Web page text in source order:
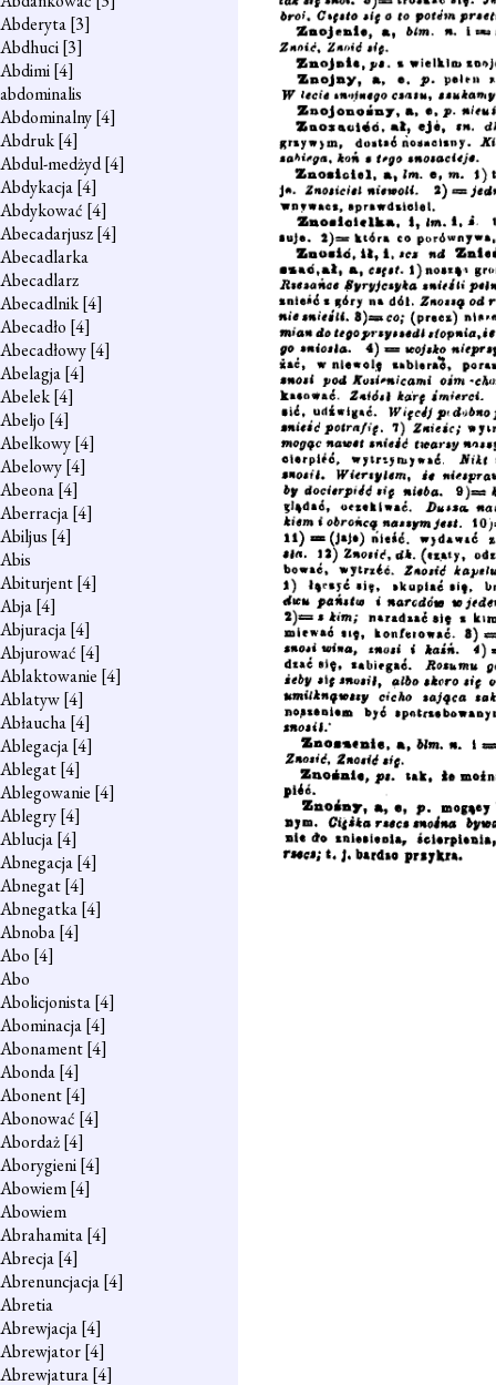
Abderyta[3]
Abdhuci[3]
Abdimi[4]
abdominalis
Abdominalny[4]
Abdruk[4]
Abdul-medżyd[4]
Abdykacja[4]
Abdykować [4]
Abecadarjusz[4]
Abecadlarka
Abecadlarz
Abecadlnik[4]
Abecadło [4]
Abecadłowy[4]
Abelagja[4]
Abelek[4]
Abeljo [4]
Abelkowy[4]
Abelowy[4]
Abeona[4]
Aberracja[4]
Abiljus [4]
Abis
Abiturjent[4]
Abja[4]
Abjuracja[4]
Abjurować [4]
Ablaktowanie [4]
Ablatyw[4]
Abłaucha[4]
Ablegacja[4]
Ablegat[4]
Ablegowanie [4]
Ablegry[4]
Ablucja[4]
Abnegacja[4]
Abnegat[4]
Abnegatka[4]
Abnoba[4]
Abo [4]
Abo
Abolicjonista[4]
Abominacja[4]
Abonament[4]
Abonda[4]
Abonent[4]
Abonować [4]
Abordaż[4]
Aborygieni[4]
Abowiem[4]
Abowiem
Abrahamita[4]
Abrecja[4]
Abrenuncjacja[4]
Abretia
Abrewjacja[4]
Abrewjator[4]
Abrewjatura[4]